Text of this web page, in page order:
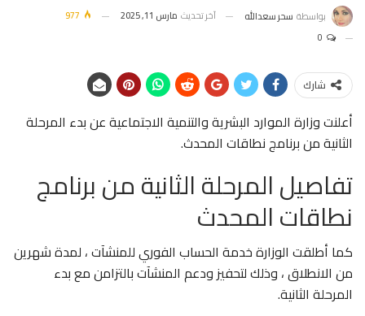
بواسطة سحر سعدالله آخر تحديث مارس 11, 2025
شارك
أعلنت وزارة الموارد البشرية والتنمية الاجتماعية عن بدء المرحلة
الثانية من برنامج نطاقات المحدث.
تفاصيل المرحلة الثانية من برنامج
نطاقات المحدث
كما أطلقت الوزارة خدمة الحساب الفوري للمنشآت ، لمدة شهرين
من الانطلاق ، وذلك لتحفيز ودعم المنشآت بالتزامن مع بدء
المرحلة الثانية.